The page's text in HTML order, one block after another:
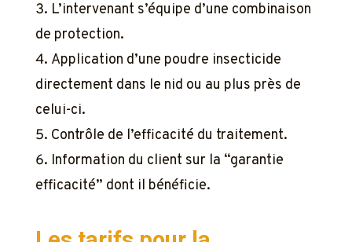
L’intervenant s’équipe d’une combinaison
de protection.
Application d’une poudre insecticide
directement dans le nid ou au plus près de
celui-ci.
Contrôle de l’efficacité du traitement.
Information du client sur la “garantie
efficacité” dont il bénéficie.